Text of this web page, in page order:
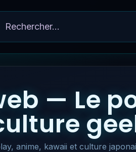
— Le
anime, kawaii et culture